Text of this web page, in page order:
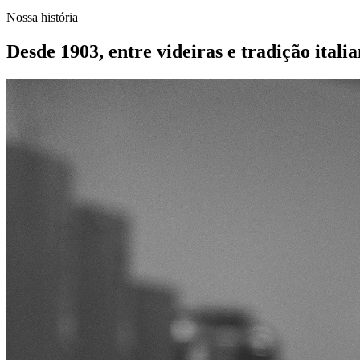
Nossa história
Desde 1903, entre videiras e tradição